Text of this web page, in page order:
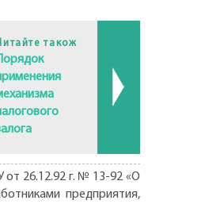
також
от 26.12.92 г. № 13-92 «О
предприятия,